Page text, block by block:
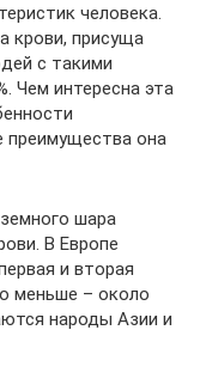
человека.
крови, присуща
с такими
Чем интересна эта
преимущества она
шара
В Европе
и вторая
меньше – около
народы Азии и